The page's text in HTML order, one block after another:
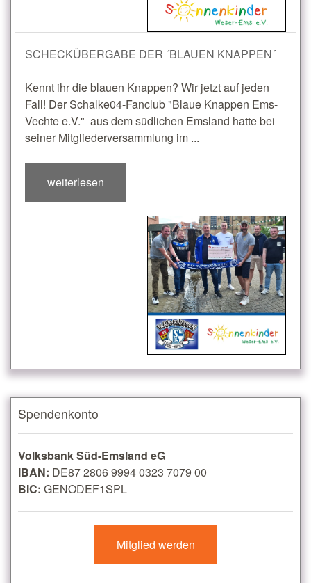
SCHECKÜBERGABE DER ´BLAUEN KNAPPEN´
Kennt ihr die blauen Knappen? Wir jetzt auf jeden
Fall! Der Schalke04-Fanclub "Blaue Knappen Ems-
Vechte e.V." aus dem südlichen Emsland hatte bei
seiner Mitgliederversammlung im ...
weiterlesen
Spendenkonto
Volksbank Süd-Emsland eG
IBAN: DE87 2806 9994 0323 7079 00
BIC: GENODEF1SPL
Mitglied werden